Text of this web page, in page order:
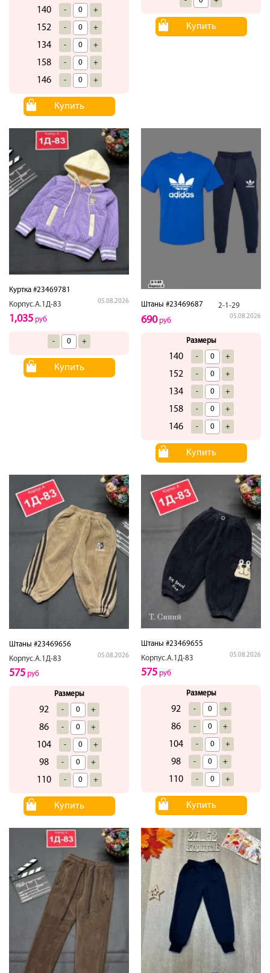
140 - +
152 - +
134 - +
158 - +
146 - +
Купить
Купить
Куртка #23469781
Корпус.А.1Д-83
05.08.2026
1,035 руб
- +
Купить
Штаны #23469687 2-1-29
05.08.2026
690руб
Размеры
140 - +
152 - +
134 - +
158 - +
146 - +
Купить
Штаны #23469656
Корпус.А.1Д-83
05.08.2026
575 руб
Размеры
92 - +
86 - +
104 - +
98 - +
110 - +
Купить
Штаны #23469655
Корпус.А.1Д-83
05.08.2026
575 руб
Размеры
92 - +
86 - +
104 - +
98 - +
110 - +
Купить